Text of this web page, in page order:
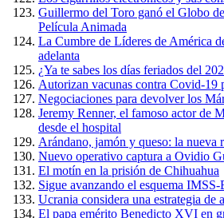
Guillermo del Toro ganó el Globo
Película Animada
La Cumbre de Líderes de América
adelanta
¿Ya te sabes los días feriados del
Autorizan vacunas contra Covid-19
Negociaciones para devolver los
Jeremy Renner, el famoso actor de
desde el hospital
Arándano, jamón y queso: la nueva
Nuevo operativo captura a Ovidio
El motín en la prisión de Chihuahua
Sigue avanzando el esquema
Ucrania considera una estrategia de
El papa emérito Benedicto XVI en